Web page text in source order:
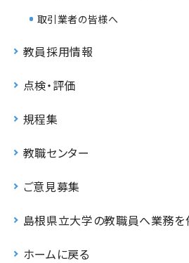
取引業者の皆様へ
教員採用情報
点検・評価
規程集
教職センター
ご意見募集
島根県立大学の教職員へ業務を
ホームに戻る